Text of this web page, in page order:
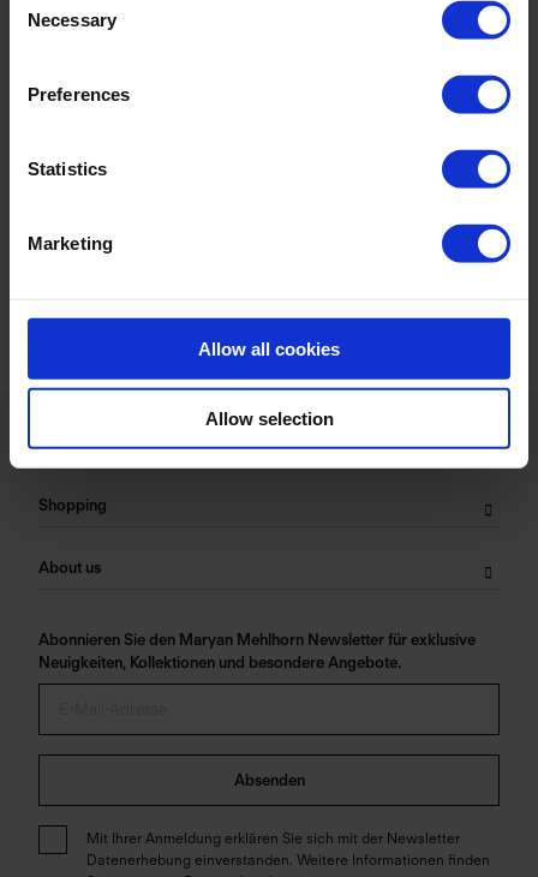
Selection
Necessary
Preferences
Statistics
Marketing
Allow all cookies
Allow selection
Beschreibung:
Material:
Care Symbols:
Service
Shopping
About us
Abonnieren Sie den Maryan Mehlhorn Newsletter für exklusive
Neuigkeiten, Kollektionen und besondere Angebote.
Absenden
Mit Ihrer Anmeldung erklären Sie sich mit der Newsletter
Datenerhebung einverstanden. Weitere Informationen finden